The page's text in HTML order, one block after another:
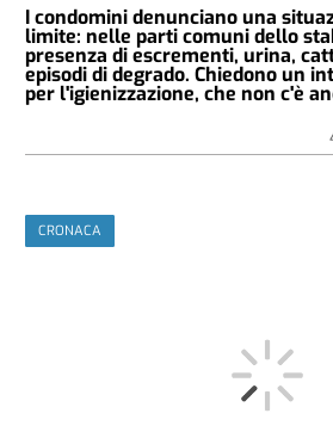
I condomini denunciano una
limite: nelle parti comuni dello
presenza di escrementi, urina,
episodi di degrado. Chiedono un
per l'igienizzazione, che non c'è
CRONACA